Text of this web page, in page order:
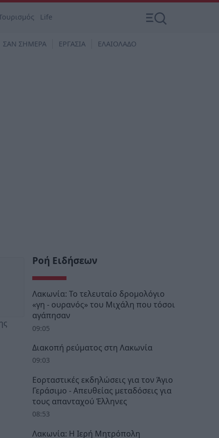
Life
ΣΑΝ ΣΗΜΕΡΑ ΕΡΓΑΣΙΑ ΕΛΑΙΟΛΑΔΟ
Ροή Ειδήσεων
Λακωνία: Το τελευταίο δρομολόγιο
«γη - ουρανός» του Μιχάλη που τόσοι
αγάπησαν
09:05
Διακοπή ρεύματος στη Λακωνία
09:03
Εορταστικές εκδηλώσεις για τον Άγιο
Γεράσιμο - Απευθείας μεταδόσεις για
τους απανταχού Έλληνες
08:53
Λακωνία: Η Ιερή Μητρόπολη